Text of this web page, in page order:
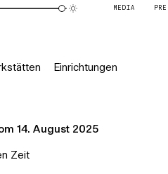
MEDIA
Einrichtungen
14. August 2025
Zeit